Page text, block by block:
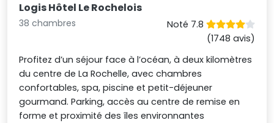
Logis Hôtel Le Rochelois
38 chambres
Noté 7.8
(1748 avis)
Profitez d’un séjour face à l’océan, à deux kilomètres
du centre de La Rochelle, avec chambres
confortables, spa, piscine et petit-déjeuner
gourmand. Parking, accès au centre de remise en
forme et proximité des îles environnantes